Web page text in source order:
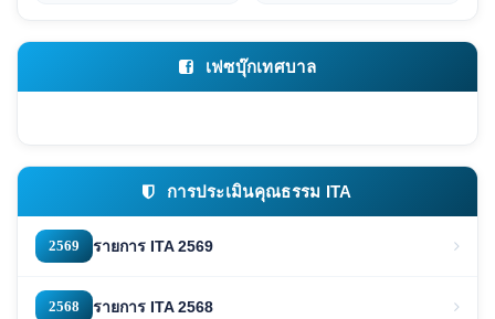
เฟซบุ๊กเทศบาล
การประเมินคุณธรรม ITA
2569 รายการ ITA 2569
2568 รายการ ITA 2568